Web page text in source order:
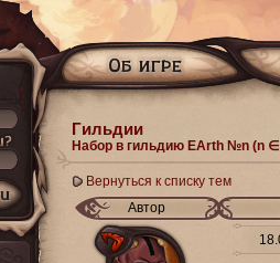
Гильдии
Набор в гильдию EArth №n (n
Вернуться к списку тем
Автор